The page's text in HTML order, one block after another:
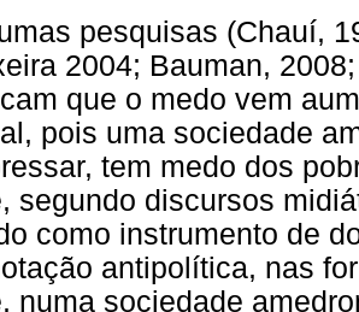
pesquisas (Chauí,
2004; Bauman,
que o medo vem
pois uma sociedade
tem medo dos
segundo discursos
como instrumento de
antipolítica, nas
numa sociedade